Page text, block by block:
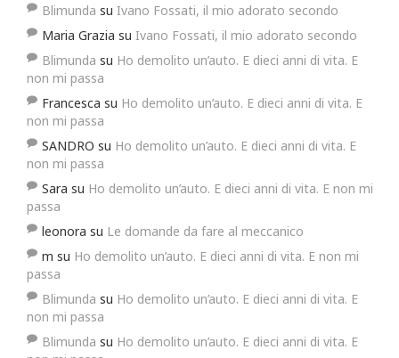
Blimunda su Ivano Fossati, il mio adorato secondo
Maria Grazia su Ivano Fossati, il mio adorato secondo
Blimunda su Ho demolito un’auto. E dieci anni di vita. E
non mi passa
Francesca su Ho demolito un’auto. E dieci anni di vita. E
non mi passa
SANDRO su Ho demolito un’auto. E dieci anni di vita. E
non mi passa
Sara su Ho demolito un’auto. E dieci anni di vita. E non mi
passa
leonora su Le domande da fare al meccanico
m su Ho demolito un’auto. E dieci anni di vita. E non mi
passa
Blimunda su Ho demolito un’auto. E dieci anni di vita. E
non mi passa
Blimunda su Ho demolito un’auto. E dieci anni di vita. E